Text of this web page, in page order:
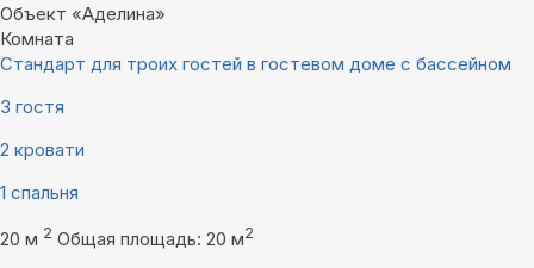
Объект «Аделина»
Комната
Стандарт для троих гостей в гостевом доме с бассейном
3 гостя
2 кровати
1 спальня
20 м 2 Общая площадь: 20 м2